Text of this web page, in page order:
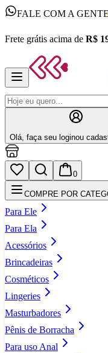
FALE COM A GENTE
Frete grátis acima de R$
Olá, faça seu loginou
0
COMPRE POR
Para Ele
Para Ela
Acessórios
Brincadeiras
Cosméticos
Lingeries
Masturbadores
Pênis de Borracha
Para uso Anal